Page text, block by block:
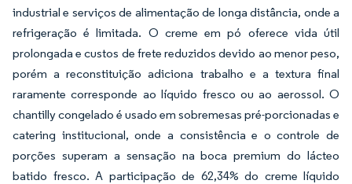
industrial e serviços de alimentação de longa distância, onde a
refrigeração é limitada. O creme em pó oferece vida útil
prolongada e custos de frete reduzidos devido ao menor peso,
porém a reconstituição adiciona trabalho e a textura final
raramente corresponde ao líquido fresco ou ao aerossol. O
chantilly congelado é usado em sobremesas pré-porcionadas e
catering institucional, onde a consistência e o controle de
porções superam a sensação na boca premium do lácteo
batido fresco. A participação de 62,34% do creme líquido